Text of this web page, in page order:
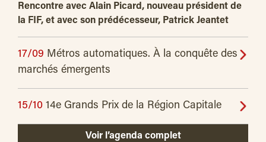
Rencontre avec Alain Picard, nouveau président de
la FIF, et avec son prédécesseur, Patrick Jeantet
17/09 Métros automatiques. À la conquête des
marchés émergents
15/10 14e Grands Prix de la Région Capitale
Voir l’agenda complet